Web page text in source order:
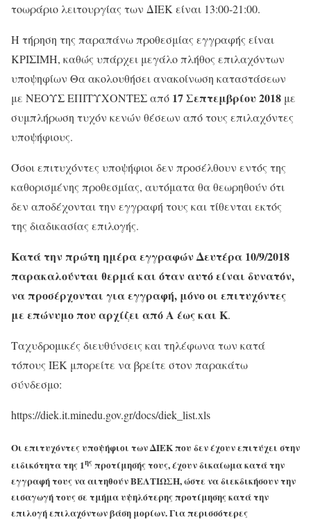
τoωράριο λειτουργίας των ΔΙΕΚ είναι 13:00-21:00.
Η τήρηση της παραπάνω προθεσμίας εγγραφής είναι
ΚΡΙΣΙΜΗ, καθώς υπάρχει μεγάλο πλήθος επιλαχόντων
υποψηφίων Θα ακολουθήσει ανακοίνωση καταστάσεων
με ΝΕΟΥΣ ΕΠΙΤΥΧΟΝΤΕΣ από 17 Σεπτεμβρίου 2018 με
συμπλήρωση τυχόν κενών θέσεων από τους επιλαχόντες
υποψήφιους.
Όσοι επιτυχόντες υποψήφιοι δεν προσέλθουν εντός της
καθορισμένης προθεσμίας, αυτόματα θα θεωρηθούν ότι
δεν αποδέχονται την εγγραφή τους και τίθενται εκτός
της διαδικασίας επιλογής.
Κατά την πρώτη ημέρα εγγραφών Δευτέρα 10/9/2018
παρακαλούνται θερμά και όταν αυτό είναι δυνατόν,
να προσέρχονται για εγγραφή, μόνο οι επιτυχόντες
με επώνυμο που αρχίζει από Α έως και Κ.
Ταχυδρομικές διευθύνσεις και τηλέφωνα των κατά
τόπους ΙΕΚ μπορείτε να βρείτε στον παρακάτω
σύνδεσμο:
https://diek.it.minedu.gov.gr/docs/diek_list.xls
Οι επιτυχόντες υποψήφιοι των ΔΙΕΚ που δεν έχουν επιτύχει στην
ειδικότητα της 1ηςπροτίμησής τους, έχουν δικαίωμα κατά την
εγγραφή τους να αιτηθούν ΒΕΛΤΙΩΣΗ, ώστε να διεκδικήσουν την
εισαγωγή τους σε τμήμα υψηλότερης προτίμησης κατά την
επιλογή επιλαχόντων βάση μορίων. Για περισσότερες